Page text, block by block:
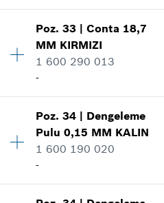
94,41 TL*
Fiyatlara KDV dahildir.
Şekli göster
85,54 TL*
Fiyatlara KDV dahildir.
Fiyat grubu:11
Yedek parça bilgisi
Poz.33 |Conta 18,7
MM KIRMIZI
1 600 290 013
-
Miktar 1
Fiyat grubu:13
Yedek parça bilgisi
Şekli göster
Poz.34 | Dengeleme
Pulu 0,15 MM KALIN
1 600 190 020
-